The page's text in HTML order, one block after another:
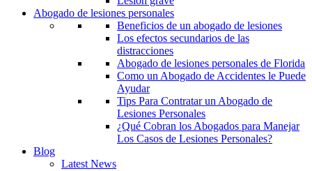
Abogado de lesiones personales
Beneficios de un abogado de lesiones
Los efectos secundarios de las
distracciones
Abogado de lesiones personales de Florida
Como un Abogado de Accidentes le Puede
Ayudar
Tips Para Contratar un Abogado de
Lesiones Personales
¿Qué Cobran los Abogados para Manejar
Los Casos de Lesiones Personales?
Blog
Latest News